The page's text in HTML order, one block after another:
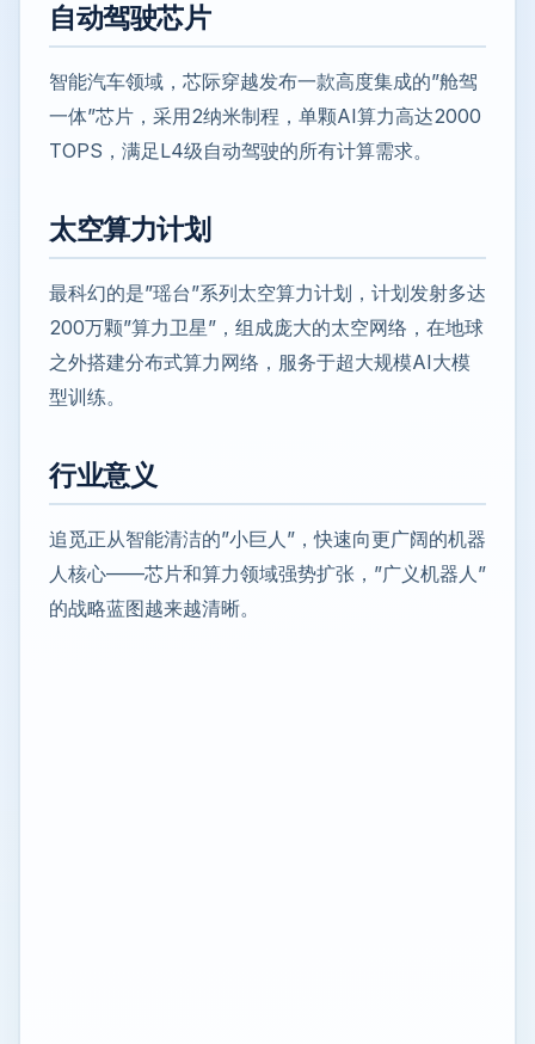
自动驾驶芯片
智能汽车领域，芯际穿越发布一款高度集成的”舱驾
一体”芯片，采用2纳米制程，单颗AI算力高达2000
TOPS，满足L4级自动驾驶的所有计算需求。
太空算力计划
最科幻的是”瑶台”系列太空算力计划，计划发射多达
200万颗”算力卫星”，组成庞大的太空网络，在地球
之外搭建分布式算力网络，服务于超大规模AI大模
型训练。
行业意义
追觅正从智能清洁的”小巨人”，快速向更广阔的机器
人核心——芯片和算力领域强势扩张，”广义机器人”
的战略蓝图越来越清晰。